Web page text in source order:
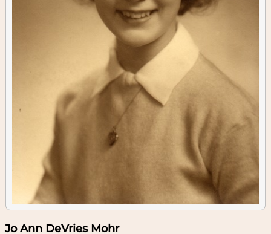
Jo Ann DeVries Mohr